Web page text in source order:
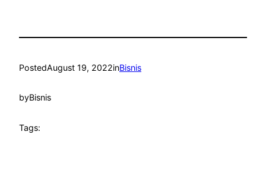
PostedAugust 19, 2022inBisnis
byBisnis
Tags: